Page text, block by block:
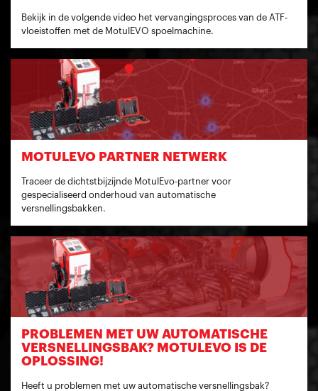
Bekijk in de volgende video het vervangingsproces van de ATF-
vloeistoffen met de MotulEVO spoelmachine.
MOTULEVO PARTNER NETWERK
Traceer de dichtstbijzijnde MotulEvo-partner voor
gespecialiseerd onderhoud van automatische
versnellingsbakken.
PROBLEMEN MET UW AUTOMATISCHE
VERSNELLINGSBAK? MOTULEVO IS DE
OPLOSSING!
Heeft u problemen met uw automatische versnellingsbak?